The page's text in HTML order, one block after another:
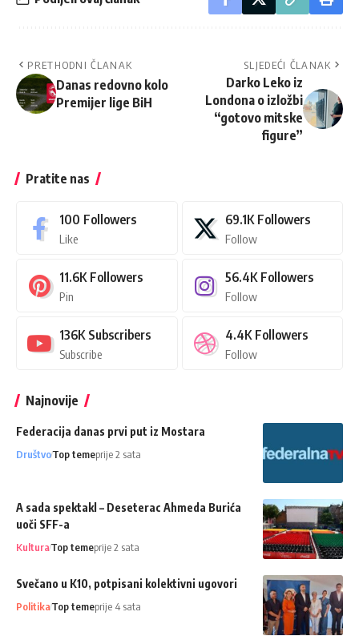
PRETHODNI ČLANAK
Danas redovno kolo
Premijer lige BiH
SLJEDEĆI ČLANAK
Darko Leko iz
Londona o izložbi
“gotovo mitske
figure”
Pratite nas
100 Followers
Like
69.1K Followers
Follow
11.6K Followers
Pin
56.4K Followers
Follow
136K Subscribers
Subscribe
4.4K Followers
Follow
Najnovije
Federacija danas prvi put iz Mostara
DruštvoTop temeprije 2 sata
A sada spektakl – Deseterac Ahmeda Burića
uoči SFF-a
KulturaTop temeprije 2 sata
Svečano u K10, potpisani kolektivni ugovori
PolitikaTop temeprije 4 sata